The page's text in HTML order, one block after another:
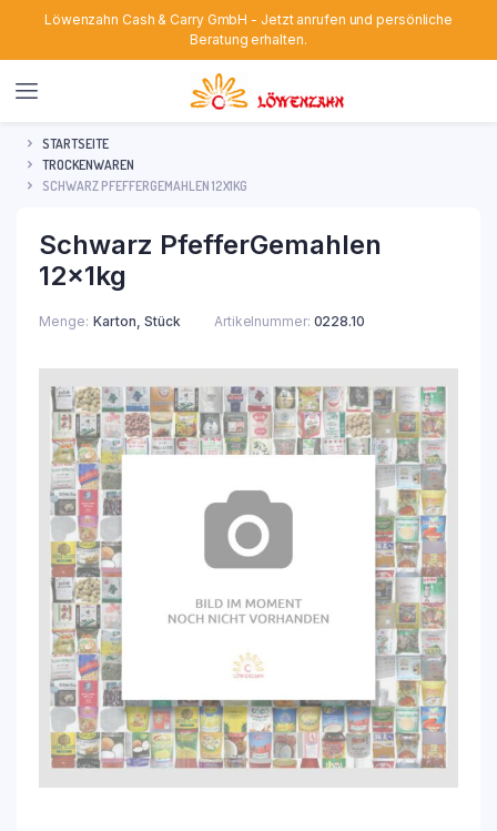
Löwenzahn Cash & Carry GmbH - Jetzt anrufen und persönliche
Beratung erhalten.
STARTSEITE
TROCKENWAREN
SCHWARZ PFEFFERGEMAHLEN 12X1KG
Schwarz PfefferGemahlen
12x1kg
Menge Karton, Stück Artikelnummer: 0228.10